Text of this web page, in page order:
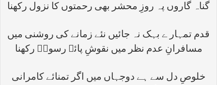
گناہ گاروں پہ روزِ محشر بھی رحمتوں کا نزول رکھنا
قدم تمہار ے بہک نہ جائیں نئے زمانے کی روشنی میں
مسافرانِ عدم نظر میں نقوشِ پائے رسولؐ رکھنا
خلوصِ دل سے ہے دوجہاں میں اگر تمنائے کامرانی